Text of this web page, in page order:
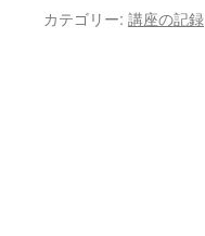
カテゴリー: 講座の記録